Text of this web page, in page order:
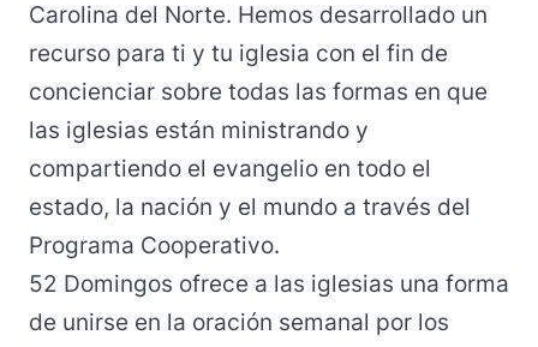
Carolina del Norte. Hemos desarrollado un
recurso para ti y tu iglesia con el fin de
concienciar sobre todas las formas en que
las iglesias están ministrando y
compartiendo el evangelio en todo el
estado, la nación y el mundo a través del
Programa Cooperativo.
52 Domingos ofrece a las iglesias una forma
de unirse en la oración semanal por los